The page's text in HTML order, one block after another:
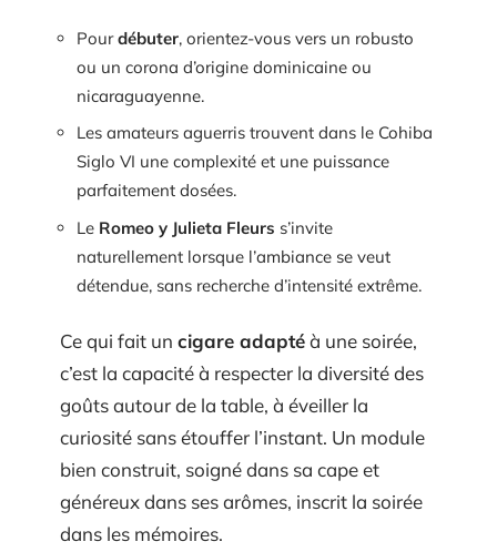
Pourdébuter, orientez-vous vers un robusto
ou un corona d’origine dominicaine ou
nicaraguayenne.
Les amateurs aguerris trouvent dans le Cohiba
Siglo VI une complexité et une puissance
parfaitement dosées.
Le Romeo y Julieta Fleurs s’invite
naturellement lorsque l’ambiance se veut
détendue, sans recherche d’intensité extrême.
Ce qui fait un cigare adaptéà une soirée,
c’est la capacité à respecter la diversité des
goûts autour de la table, à éveiller la
curiosité sans étouffer l’instant. Un module
bien construit, soigné dans sa cape et
généreux dans ses arômes, inscrit la soirée
dans les mémoires.